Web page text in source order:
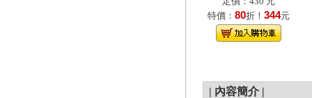
特價： 80折！ 344元
| 內容簡介 |